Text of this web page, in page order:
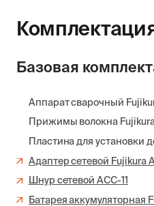
Базовая
Аппарат сварочный
Прижимы волокна
Пластина для установки
Адаптер сетевой Fujikura
Шнур сетевой ACC-11
Батарея аккумуляторная